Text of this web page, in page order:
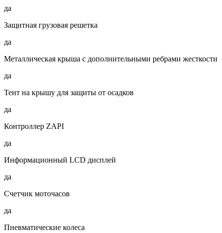
да
Защитная грузовая решетка
да
Металлическая крыша с дополнительными ребрами жесткости
да
Тент на крышу для защиты от осадков
да
Контроллер ZAPI
да
Информационный LCD дисплей
да
Счетчик моточасов
да
Пневматические колеса